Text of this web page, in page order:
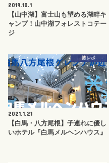
2019.10.1
【山中湖】富士山も望める湖畔キ
ャンプ！山中湖フォレストコテー
ジ
旅レポ
2021.1.21
【白馬・八方尾根】子連れに優し
いホテル『白馬メルヘンハウス』